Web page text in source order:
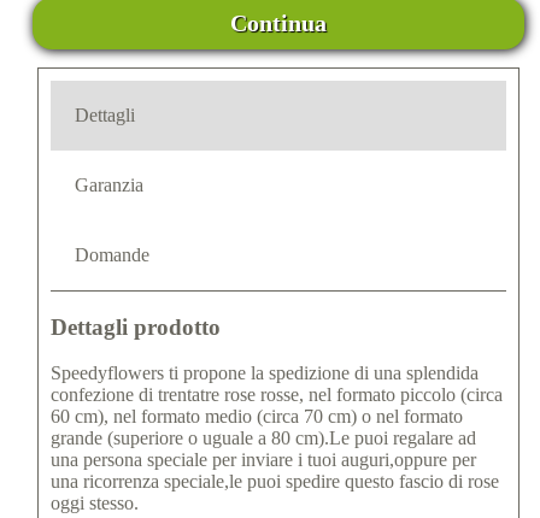
Continua
Dettagli
Garanzia
Domande
Dettagli prodotto
Speedyflowers ti propone la spedizione di una splendida
confezione di trentatre rose rosse, nel formato piccolo (circa
60 cm), nel formato medio (circa 70 cm) o nel formato
grande (superiore o uguale a 80 cm).Le puoi regalare ad
una persona speciale per inviare i tuoi auguri,oppure per
una ricorrenza speciale,le puoi spedire questo fascio di rose
oggi stesso.